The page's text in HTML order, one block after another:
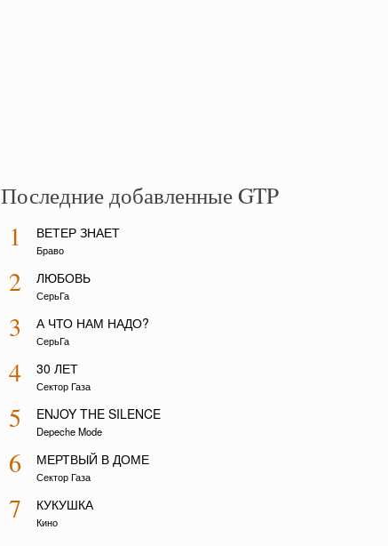
Последние добавленные GTP
1 ВЕТЕР ЗНАЕТ
Браво
2 ЛЮБОВЬ
СерьГа
3 А ЧТО НАМ НАДО?
СерьГа
4 30 ЛЕТ
Сектор Газа
5 ENJOY THE SILENCE
Depeche Mode
6 МЕРТВЫЙ В ДОМЕ
Сектор Газа
7 КУКУШКА
Кино